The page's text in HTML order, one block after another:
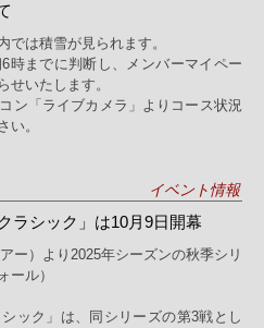
では積雪が見られます。
時までに判断し、メンバーマイペー
せいたします。
ン「ライブカメラ」よりコース状況
い。
イベント情報
ラシック」は10月9日開幕
ー）より2025年シーズンの秋季シリ
ール）
ック」は、同シリーズの第3戦とし